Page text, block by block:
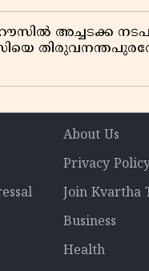
അച്ചടക്ക
About Us
Privacy
Join Kvartha
Business
Health